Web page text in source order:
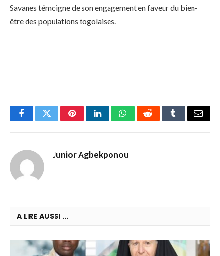
Savanes témoigne de son engagement en faveur du bien-
être des populations togolaises.
FacebookTwitterPinterestLinkedInWhatsAppRedditTumblrEmail
Junior Agbekponou
A LIRE AUSSI ...